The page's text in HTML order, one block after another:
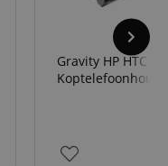
Gravity HP HTC